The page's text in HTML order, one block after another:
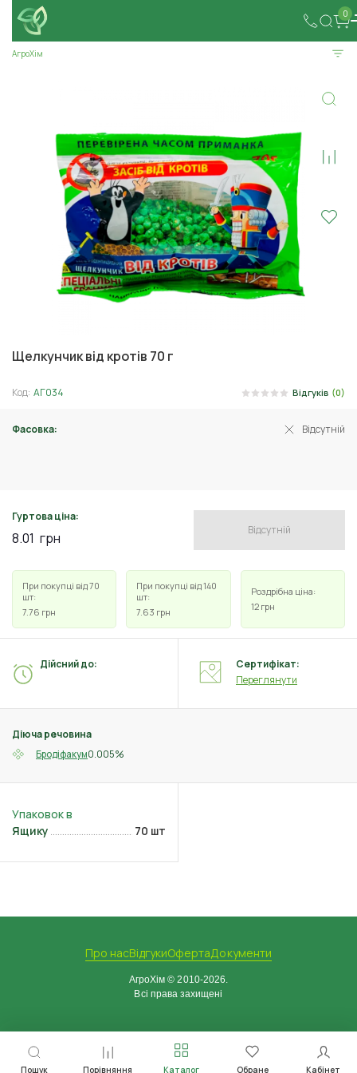
0
Пошук Порівняння Каталог Обране Кабінет
АгроХім
Щелкунчик від кротів 70 г
Код: АГ034 Відгуків (0)
Фасовка: Відсутній
Гуртова ціна:
8.01 грн Відсутній
При покупці від 70
шт:
7.76 грн
При покупці від 140
шт:
7.63 грн
Роздрібна ціна:
12 грн
Діюча речовина
Бродіфакум0.005%
Дійсний до:
Сертифікат:
Переглянути
Ящику 70 шт
Про насВідгукиОфертаДокументи
АгроХім © 2010-2026.
Всі права захищені